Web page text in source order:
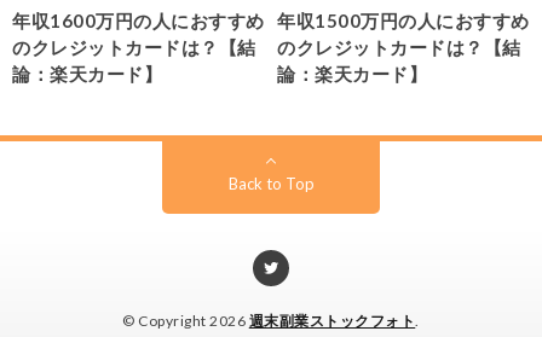
年収1600万円の人におすすめ
のクレジットカードは？【結
論：楽天カード】
年収1500万円の人におすすめ
のクレジットカードは？【結
論：楽天カード】
Back to Top
© Copyright 2026 週末副業ストックフォト.